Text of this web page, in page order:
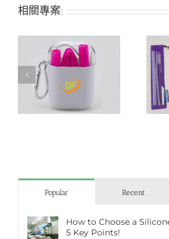
相關專案:
可打印Logo:七彩束口收
納袋+矽膠吸管23cm
Popular Recent
How to Choose a
5 Key Points!